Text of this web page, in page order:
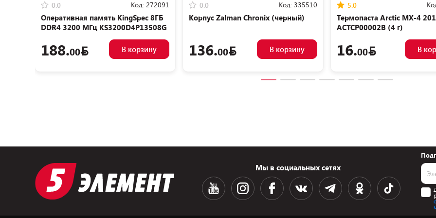
0.0 Код: 272091
Оперативная память KingSpec 8ГБ
DDR4 3200 МГц KS3200D4P13508G
188.00 В корзину
0.0 Код: 335510
Корпус Zalman Chronix (черный)
136.00 В корзину
5.0
Термопаста Arctic MX-4
ACTCP00002B (4 г)
16.00 В
Мы в социальных сетях